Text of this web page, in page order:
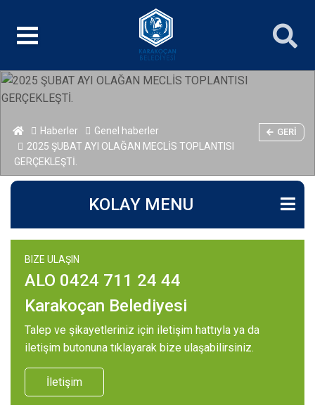
Haberler
Genel haberler
2025 ŞUBAT AYI OLAĞAN MECLİS TOPLANTISI
GERÇEKLEŞTİ.
GERI
KOLAY MENU
BIZE ULAŞIN
ALO 0424 711 24 44
Karakoçan Belediyesi
Talep ve şikayetleriniz için iletişim hattıyla ya da
iletişim butonuna tıklayarak bize ulaşabilirsiniz.
İletişim